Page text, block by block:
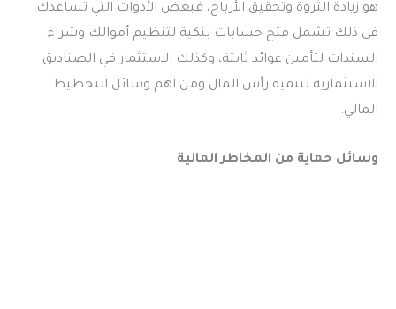
هو زيادة الثروة وتحقيق الأرباح، فبعض الأدوات التي تساعدك
في ذلك تشمل فتح حسابات بنكية لتنظيم أموالك وشراء
السندات لتأمين عوائد ثابتة، وكذلك الاستثمار في الصناديق
الاستثمارية لتنمية رأس المال ومن اهم وسائل التخطيط
المالي:
وسائل حماية من المخاطر المالية